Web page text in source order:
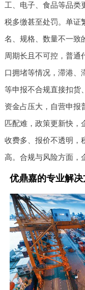
工、电子、食品等品类
税多缴甚至处罚。单证
名、规格、数量不一致
周期长且不可控，普通
口拥堵等情况，滞港、
等申报不合规直接扣货
资金占压大，自营申报
匹配难，政策更新快，
收费多、报价不透明，
高。合规与风险方面，
优鼎嘉的专业解决